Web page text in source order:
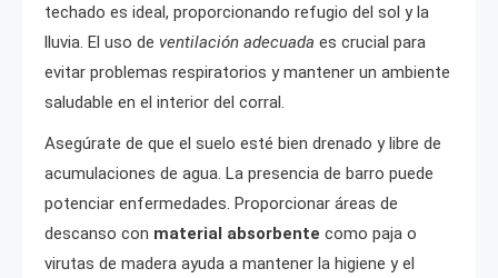
techado es ideal, proporcionando refugio del sol y la
lluvia. El uso de ventilación adecuada es crucial para
evitar problemas respiratorios y mantener un ambiente
saludable en el interior del corral.
Asegúrate de que el suelo esté bien drenado y libre de
acumulaciones de agua. La presencia de barro puede
potenciar enfermedades. Proporcionar áreas de
descanso con material absorbente como paja o
virutas de madera ayuda a mantener la higiene y el